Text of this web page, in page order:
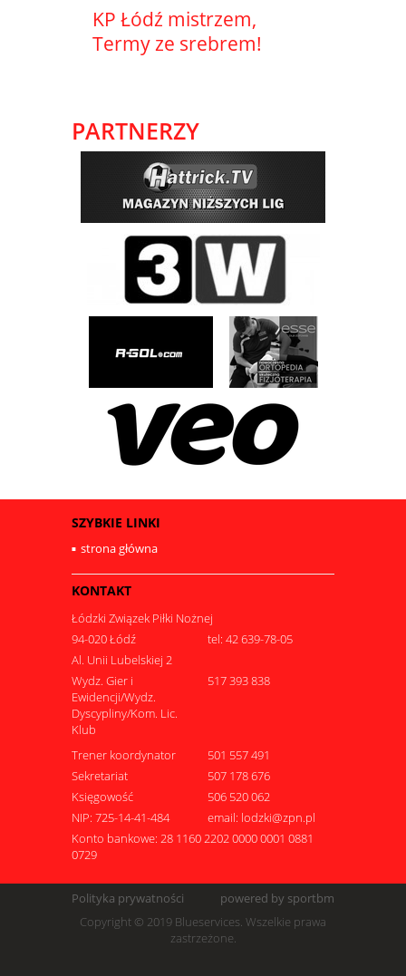
KP Łódź mistrzem,
Termy ze srebrem!
PARTNERZY
SZYBKIE LINKI
strona główna
KONTAKT
Łódzki Związek Piłki Nożnej
94-020 Łódź
tel: 42 639-78-05
Al. Unii Lubelskiej 2
Wydz. Gier i
Ewidencji/Wydz.
Dyscypliny/Kom. Lic.
Klub
517 393 838
Trener koordynator
501 557 491
Sekretariat
507 178 676
Księgowość
506 520 062
NIP: 725-14-41-484
email: lodzki@zpn.pl
Konto bankowe: 28 1160 2202 0000 0001 0881
0729
Polityka prywatności
powered by sportbm
Copyright © 2019 Blueservices. Wszelkie prawa
zastrzeżone.